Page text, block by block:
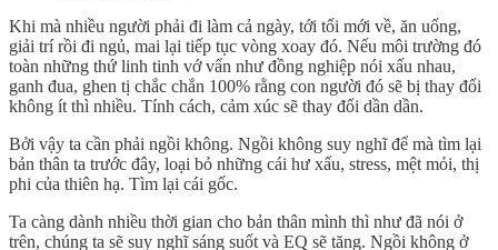
Khi mà nhiều người phải đi làm cả ngày, tới tối mới về, ăn uống,
giải trí rồi đi ngủ, mai lại tiếp tục vòng xoay đó. Nếu môi trường đó
toàn những thứ linh tinh vớ vẩn như đồng nghiệp nói xấu nhau,
ganh đua, ghen tị chắc chắn 100% rằng con người đó sẽ bị thay đổi
không ít thì nhiều. Tính cách, cảm xúc sẽ thay đổi dần dần.
Bởi vậy ta cần phải ngồi không. Ngồi không suy nghĩ để mà tìm lại
bản thân ta trước đây, loại bỏ những cái hư xấu, stress, mệt mỏi, thị
phi của thiên hạ. Tìm lại cái gốc.
Ta càng dành nhiều thời gian cho bản thân mình thì như đã nói ở
trên, chúng ta sẽ suy nghĩ sáng suốt và EQ sẽ tăng. Ngồi không ở